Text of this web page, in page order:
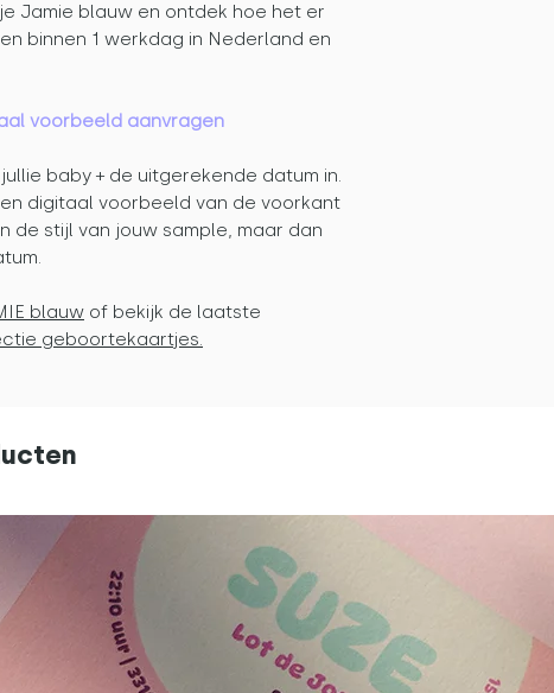
Jamie blauw en ontdek hoe het er
binnen 1 werkdag in Nederland en
voorbeeld aanvragen
baby + de uitgerekende datum in.
digitaal voorbeeld van de voorkant
de stijl van jouw sample, maar dan
blauw of bekijk de laatste
geboortekaartjes.